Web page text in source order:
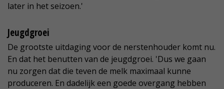
later in het seizoen.'
Jeugdgroei
De grootste uitdaging voor de nerstenhouder komt nu.
En dat het benutten van de jeugdgroei. 'Dus we gaan
nu zorgen dat die teven de melk maximaal kunne
produceren. En dadelijk een goede overgang hebben